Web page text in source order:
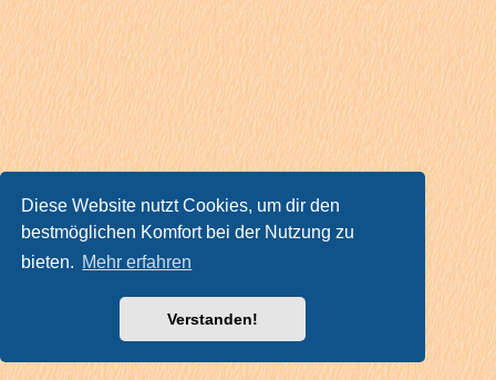
Diese Website nutzt Cookies, um dir den
bestmöglichen Komfort bei der Nutzung zu
bieten. Mehr erfahren
Verstanden!